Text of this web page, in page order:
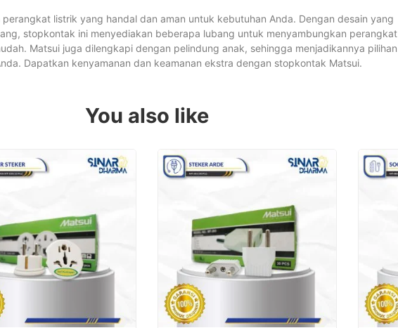
listrik yang handal dan aman untuk kebutuhan Anda. Dengan desain yang
stopkontak ini menyediakan beberapa lubang untuk menyambungkan perangkat
Matsui juga dilengkapi dengan pelindung anak, sehingga menjadikannya pilihan
Dapatkan kenyamanan dan keamanan ekstra dengan stopkontak Matsui.
You also like